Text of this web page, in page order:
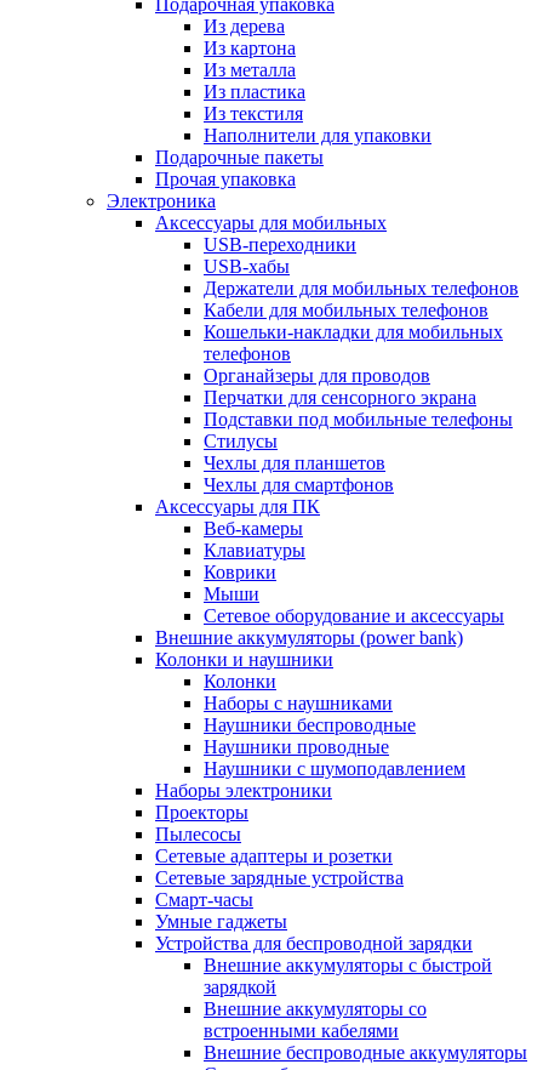
Подарочная упаковка
Из дерева
Из картона
Из металла
Из пластика
Из текстиля
Наполнители для упаковки
Подарочные пакеты
Прочая упаковка
Электроника
Аксессуары для мобильных
USB-переходники
USB-хабы
Держатели для мобильных телефонов
Кабели для мобильных телефонов
Кошельки-накладки для мобильных
телефонов
Органайзеры для проводов
Перчатки для сенсорного экрана
Подставки под мобильные телефоны
Стилусы
Чехлы для планшетов
Чехлы для смартфонов
Аксессуары для ПК
Веб-камеры
Клавиатуры
Коврики
Мыши
Сетевое оборудование и аксессуары
Внешние аккумуляторы (power bank)
Колонки и наушники
Колонки
Наборы с наушниками
Наушники беспроводные
Наушники проводные
Наушники с шумоподавлением
Наборы электроники
Проекторы
Пылесосы
Сетевые адаптеры и розетки
Сетевые зарядные устройства
Смарт-часы
Умные гаджеты
Устройства для беспроводной зарядки
Внешние аккумуляторы с быстрой
зарядкой
Внешние аккумуляторы со
встроенными кабелями
Внешние беспроводные аккумуляторы